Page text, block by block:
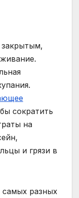
сократить
на
и грязи в
самых разных